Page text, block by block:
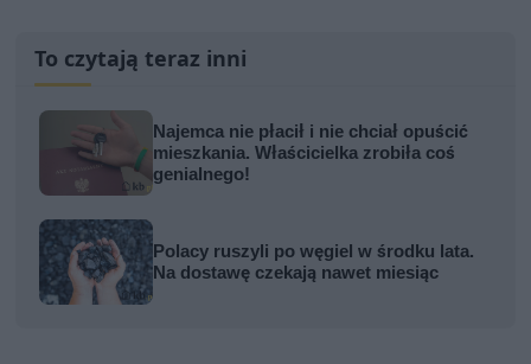
To czytają teraz inni
Najemca nie płacił i nie chciał opuścić
mieszkania. Właścicielka zrobiła coś
genialnego!
Polacy ruszyli po węgiel w środku lata.
Na dostawę czekają nawet miesiąc